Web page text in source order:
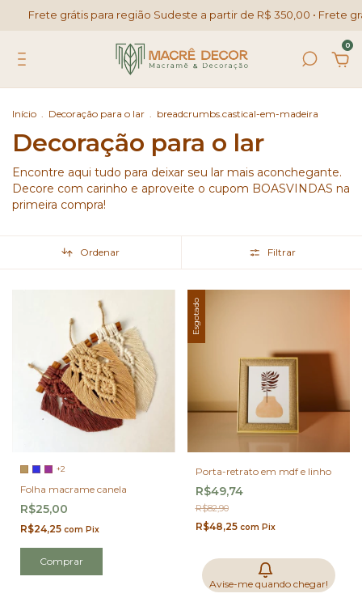
grátis para região Sudeste a partir de R$ 350,00 • Frete grátis
0
Início . Decoração para o lar . breadcrumbs.castical-em-madeira
Decoração para o lar
Encontre aqui tudo para deixar seu lar mais aconchegante.
Decore com carinho e aproveite o cupom BOASVINDAS na
primeira compra!
Ordenar Filtrar
+2
Folha macrame canela
R$25,00
R$24,25 com Pix
Comprar
Esgotado
Porta-retrato em mdf e linho
R$49,74
R$82,90
R$48,25 com Pix
Avise-me quando chegar!